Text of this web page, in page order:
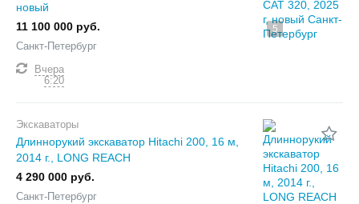
5
новый
11 100 000 руб.
Санкт-Петербург
Вчера
6:20
Экскаваторы
Длиннорукий экскаватор Hitachi 200, 16 м,
2014 г., LONG REACH
4 290 000 руб.
Санкт-Петербург